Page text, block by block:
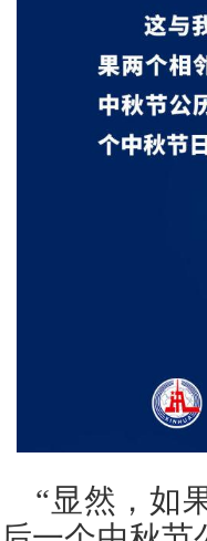
“显然，如